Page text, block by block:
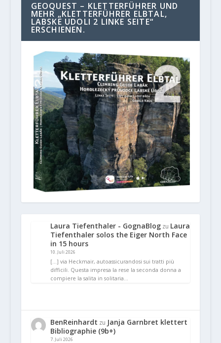
GEOQUEST – KLETTERFÜHRER UND
MEHR „KLETTERFÜHRER ELBTAL,
LABSKE UDOLI 2 LINKE SEITE“
ERSCHIENEN.
Laura Tiefenthaler - GognaBlogzu Laura
Tiefenthaler solos the Eiger North Face
in 15 hours
10. Juli 2026
[…] via Heckmair, autoassicurandosi sui tratti più
difficili. Questa impresa la rese la seconda donna a
compiere la salita in solitaria…
BenReinhardt zu Janja Garnbret klettert
Bibliographie (9b+)
7. Juli 2026